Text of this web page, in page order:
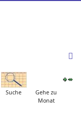
Suche
Gehe zu
Monat